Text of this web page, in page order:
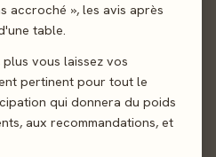
accroché », les avis après
table.
vous laissez vos
pertinent pour tout le
qui donnera du poids
aux recommandations, et
site suivant : Les Meeplesest
site internet.
services, en l'état,
Il est naturellement précisé
et faire preuve de
utilisateurs qu'envers les